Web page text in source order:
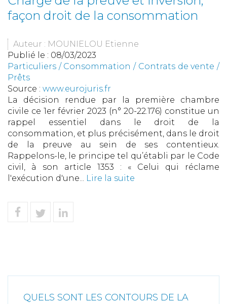
façon droit de la consommation
Auteur : MOUNIELOU Etienne
Publié le : 08/03/2023
Particuliers / Consommation / Contrats de vente /
Prêts
Source : www.eurojuris.fr
La décision rendue par la première chambre
civile ce 1er février 2023 (n° 20-22.176) constitue un
rappel essentiel dans le droit de la
consommation, et plus précisément, dans le droit
de la preuve au sein de ses contentieux.
Rappelons-le, le principe tel qu’établi par le Code
civil, à son article 1353 : « Celui qui réclame
l'exécution d'une... Lire la suite
QUELS SONT LES CONTOURS DE LA